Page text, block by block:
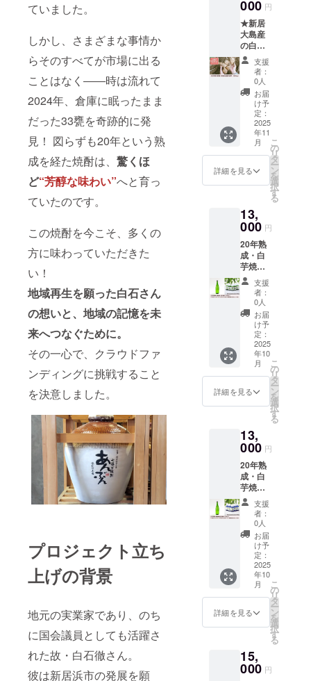
ていました。
しかし、さまざまな事情か
らそのすべてが市場に出る
ことはなく――時は流れて
2024年、倉庫に眠ったまま
だった33甕を奇跡的に発
見！ 図らずも20年という熟
成を経た焼酎は、 驚くほ
ど“芳醇な味わい”へと育っ
ていたのです。
この焼酎を今こそ、多くの
方に味わっていただきた
い！
地域再生を願った白石さん
の想いと、地域の記憶を未
来へつなぐために。
その一心で、クラウドファ
ンディングに挑戦すること
を決意しました。
プロジェクト立ち
上げの背景
地元の実業家であり、のち
に国会議員としても活躍さ
れた故・白石徹さん。
彼は新居浜市の発展を願
白石徹
さん歌
音源
（メー
ルにて
ダウン
ロード
URLを
記載い
たしま
す） ・
親子二
代物語
の動画5
本
覧サイ
トの限
定URL
を記載
いたし
ます）
・ 七福
芋本舗
HPに支
援者氏
名（ペ
ンネー
ム可）
クレ
ジット
掲載
（掲載
～、事
業が存
続する
限り掲
載予定
／掲載
方法：
テキス
ト掲
載。掲
載箇所
はクラ
ウド
ファン
ディン
ページ
にて掲
おりま
す／支
000 円
★新居
大島産
の白芋
（2025
年秋収
穫予
定）≪
お酒が
苦手な
人向け
コース
≫ 【名
称】白
芋（七
福芋）
【重
3kg
【産
地】愛
媛県新
居浜市
【保存
方法】
常温保
まけ特
典 ・20
年振り
返り年
表 ・
ミュー
ジシャ
ンだっ
音源
（メー
ルにて
ダウン
ロード
URLを
記載い
たしま
す） ・
親子二
代物語
の動画5
（メー
ルにて
動画閲
覧サイ
いたし
ます）
支援
者：
0人
お届
け予
定：
2025
年11
月
詳細を見る
こ
の
リ
タ
ー
ン
を
選
択
す
る
13,
000 円
20年熟
成・白
芋焼酎
（720m
L/瓶詰
め）＆
クマ笹
バス
エッセ
ンス
「あら
いは
ま」美
容原液
（希釈
用）
本（自
然派入
浴剤）
20年熟
成され
た白芋
焼酎
720mL
瓶と、
新居浜
生まれ
の大人
気自然
派入浴
剤・ク
マ笹バ
スエッ
ま」希
釈用美
容原液
支援
者：
0人
お届
け予
定：
2025
年10
月
詳細を見る
こ
の
リ
タ
ー
ン
を
選
択
す
る
13,
000 円
20年熟
成・白
芋焼酎
（720m
L/瓶詰
め） ク
マ笹バ
スエッ
センス
「あら
いは
ま」
ペット
版原液
（希釈
用）
本
（ペッ
ト用自
支援
者：
0人
お届
け予
定：
2025
年10
月
詳細を見る
こ
の
リ
タ
ー
ン
を
選
択
す
る
15,
000 円